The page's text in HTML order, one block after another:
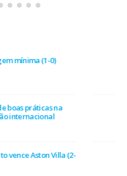
Summit e revela prioridades
minutos
As Grandes Linhas de
de Portugal na final do Jamor